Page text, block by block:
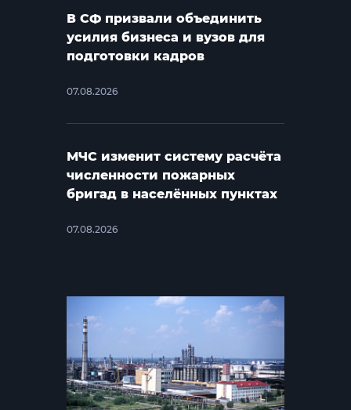
В СФ призвали объединить
усилия бизнеса и вузов для
подготовки кадров
07.08.2026
МЧС изменит систему расчёта
численности пожарных
бригад в населённых пунктах
07.08.2026